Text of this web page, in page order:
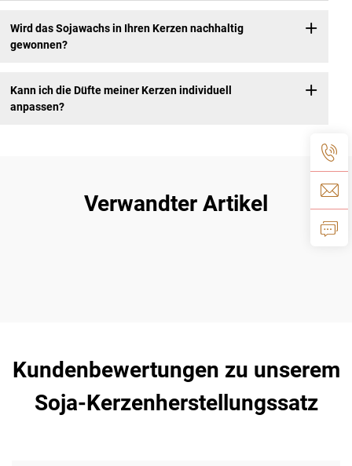
Wird das Sojawachs in Ihren Kerzen nachhaltig
gewonnen?
Kann ich die Düfte meiner Kerzen individuell
anpassen?
Verwandter Artikel
Kundenbewertungen zu unserem
Soja-Kerzenherstellungssatz